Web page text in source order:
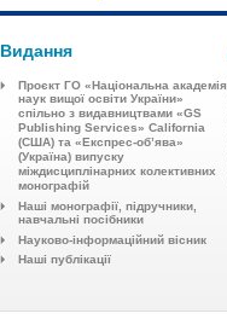
Видання
Проєкт ГО «Національна академія
наук вищої освіти України»
спільно з видавництвaми «GS
Publishing Services» California
(США) та «Експрес-об’ява»
(Україна) випуску
міждисциплінарних колективних
монографій
Наші монографії, підручники,
навчальні посібники
Науково-інформаційний вісник
Наші публікації